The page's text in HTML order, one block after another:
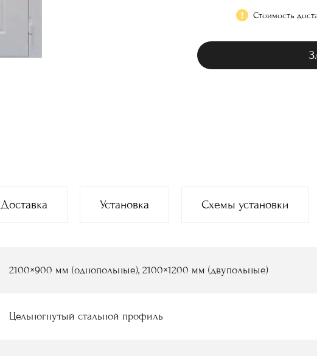
Стоимость
Доставка Установка Схемы установки
2100×900 мм (однопольные), 2100×1200 мм (двупольные)
Цельногнутый стальной профиль